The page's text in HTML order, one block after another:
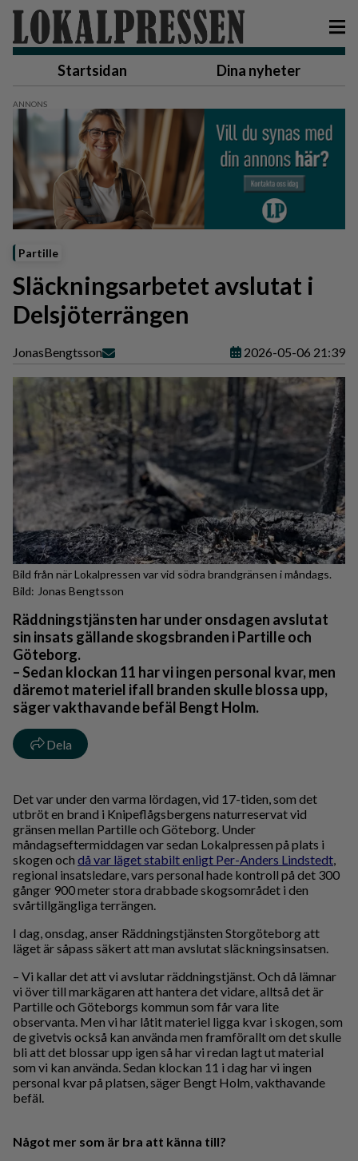
Startsidan Dina nyheter
Partille
Släckningsarbetet avslutat i
Delsjöterrängen
JonasBengtsson 2026-05-06 21:39
Bild från när Lokalpressen var vid södra brandgränsen i måndags.
Jonas Bengtsson
Räddningstjänsten har under onsdagen avslutat
sin insats gällande skogsbranden i Partille och
Göteborg.
– Sedan klockan 11 har vi ingen personal kvar, men
däremot materiel ifall branden skulle blossa upp,
säger vakthavande befäl Bengt Holm.
Dela
Det var under den varma lördagen, vid 17-tiden, som det
utbröt en brand i Knipeflågsbergens naturreservat vid
gränsen mellan Partille och Göteborg. Under
måndagseftermiddagen var sedan Lokalpressen på plats i
skogen och då var läget stabilt enligt Per-Anders Lindstedt,
regional insatsledare, vars personal hade kontroll på det 300
gånger 900 meter stora drabbade skogsområdet i den
svårtillgängliga terrängen.
I dag, onsdag, anser Räddningstjänsten Storgöteborg att
läget är såpass säkert att man avslutat släckningsinsatsen.
– Vi kallar det att vi avslutar räddningstjänst. Och då lämnar
vi över till markägaren att hantera det vidare, alltså det är
Partille och Göteborgs kommun som får vara lite
observanta. Men vi har låtit materiel ligga kvar i skogen, som
de givetvis också kan använda men framförallt om det skulle
bli att det blossar upp igen så har vi redan lagt ut material
som vi kan använda. Sedan klockan 11 i dag har vi ingen
personal kvar på platsen, säger Bengt Holm, vakthavande
befäl.
Något mer som är bra att känna till?